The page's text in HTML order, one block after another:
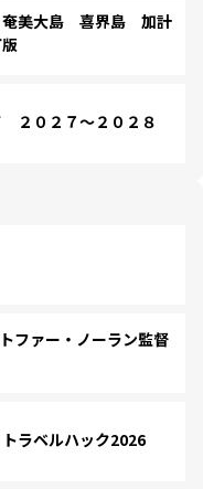
美大島 喜界島 加計
０２７～２０２８
ファー・ノーラン監督
ラベルハック2026